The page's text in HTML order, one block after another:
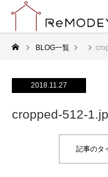
BLOG一覧
2018.11.27
cropped-512-
記事のタ